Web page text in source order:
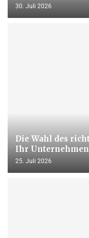
30. Juli 2026
Die Wahl des
Ihr Unternehmen
25. Juli 2026